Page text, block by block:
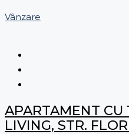
Vânzare
APARTAMENT CU
LIVING, STR.